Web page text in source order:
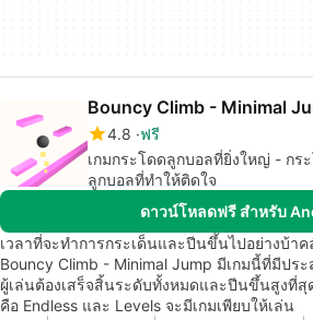
Bouncy Climb - Minimal
4.8 ฟรี
เกมกระโดดลูกบอลที่ยิ่งใหญ่ - กร
ลูกบอลที่ทำให้ติดใจ
ดาวน์โหลดฟรี สำหรับ
เวลาที่จะทำการกระเด็นและปีนขึ้นไปอย่างบ้า
Bouncy Climb - Minimal Jump มีเกมนี้ที่มีป
ผู้เล่นต้องเสร็จสิ้นระดับทั้งหมดและปีนขึ้นสูงที่สุ
คือ Endless และ Levels จะมีเกมเพียบให้เล่น